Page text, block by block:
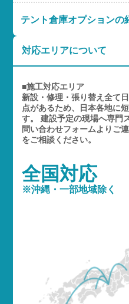
テント倉庫オプションの
対応エリアについて
■施工対応エリア
新設・修理・張り替え全て
点があるため、日本各地に
す。 建設予定の現場へ専門
問い合わせフォームよりご
をご相談ください。
全国対応
※沖縄・一部地域除く